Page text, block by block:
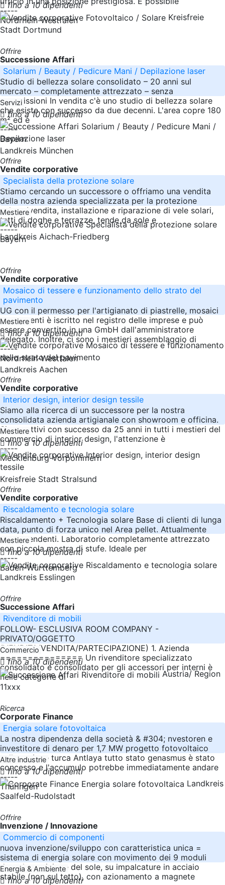
-----
Nordrhein-Westfalen
fino a 10 dipendenti
Kreisfreie
Stadt Dortmund
Offrire
Successione Affari
Solarium / Beauty / Pedicure Mani / Depilazione laser
Studio di bellezza solare consolidato – 20 anni sul
mercato – completamente attrezzato – senza
commissioni In vendita c'è uno studio di bellezza solare
che esiste con successo da due decenni. L'area copre 180
m² ed è
-----
Bayern
Servizi
fino a 10 dipendenti
Landkreis München
Offrire
Vendite corporative
Specialista della protezione solare
Stiamo cercando un successore o offriamo una vendita
della nostra azienda specializzata per la protezione
solare (vendita, installazione e riparazione di vele solari,
tetti di doghe e terrazze, tende da sole e
-----
Bayern
Mestiere
Landkreis Aichach-Friedberg
Offrire
Vendite corporative
Mosaico di tessere e funzionamento dello strato del
pavimento
UG con il permesso per l'artigianato di piastrelle, mosaici
e pavimenti è iscritto nel registro delle imprese e può
essere convertito in una GmbH dall'amministratore
delegato. Inoltre, ci sono i mestieri assemblaggio di
-----
Nordrhein-Westfalen
Mestiere
fino a 10 dipendenti
Landkreis Aachen
Offrire
Vendite corporative
Interior design, interior design tessile
Siamo alla ricerca di un successore per la nostra
consolidata azienda artigianale con showroom e officina.
Siamo attivi con successo da 25 anni in tutti i mestieri del
commercio di interior design, l'attenzione è
-----
Mecklenburg-Vorpommern
Mestiere
fino a 10 dipendenti
Kreisfreie Stadt Stralsund
Offrire
Vendite corporative
Riscaldamento e tecnologia solare
Riscaldamento + Tecnologia solare Base di clienti di lunga
data, punto di forza unico nel Area pellet. Attualmente
due dipendenti. Laboratorio completamente attrezzato
con piccola mostra di stufe. Ideale per
-----
Baden-Württemberg
Mestiere
fino a 10 dipendenti
Landkreis Esslingen
Offrire
Successione Affari
Rivenditore di mobili
FOLLOW- ESCLUSIVA ROOM COMPANY -
PRIVATO/OGGETTO
(VENDITA/VENDITA/PARTECIPAZIONE) 1. Azienda
=============== Un rivenditore specializzato
consolidato e consolidato per gli accessori per interni è
nelle categorie di
Commercio
fino a 10 dipendenti
Austria/ Region
11xxx
Ricerca
Corporate Finance
Energia solare fotovoltaica
La nostra dipendenza della società & #304; nvestoren e
investitore di denaro per 1,7 MW progetto fotovoltaico
nella regione turca Antlaya tutto stato genasmus è stato
concesso e l'accumulo potrebbe immediatamente andare
-----
Thüringen
Altre industrie
fino a 10 dipendenti
Landkreis
Saalfeld-Rudolstadt
Offrire
Invenzione / Innovazione
Commercio di componenti
nuova invenzione/sviluppo con caratteristica unica =
sistema di energia solare con movimento dei 9 moduli
dopo la posizione del sole, su impalcature in acciaio
stabile (non sul tetto), con azionamento a magnete
Energia & Ambiente
fino a 10 dipendenti